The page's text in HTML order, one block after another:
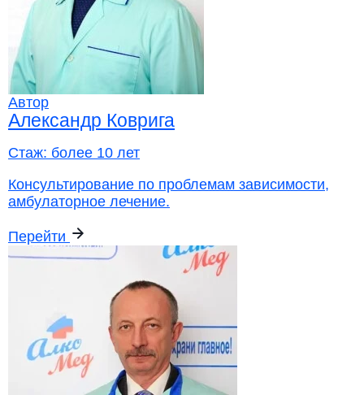
Автор
Александр Коврига
Стаж: более 10 лет
Консультирование по проблемам зависимости,
амбулаторное лечение.
Перейти